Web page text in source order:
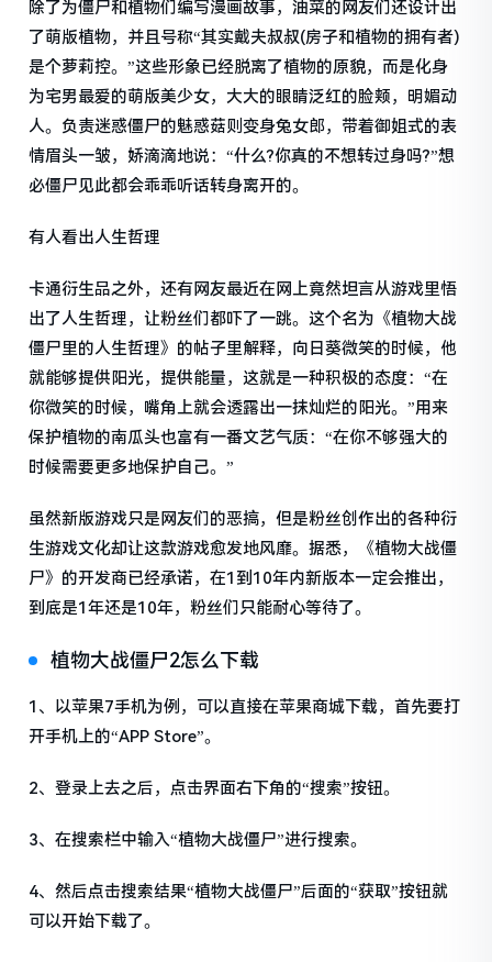
除了为僵尸和植物们编写漫画故事，油菜的网友们还设计出
了萌版植物，并且号称“其实戴夫叔叔(房子和植物的拥有者)
是个萝莉控。”这些形象已经脱离了植物的原貌，而是化身
为宅男最爱的萌版美少女，大大的眼睛泛红的脸颊，明媚动
人。负责迷惑僵尸的魅惑菇则变身兔女郎，带着御姐式的表
情眉头一皱，娇滴滴地说：“什么?你真的不想转过身吗?”想
必僵尸见此都会乖乖听话转身离开的。
有人看出人生哲理
卡通衍生品之外，还有网友最近在网上竟然坦言从游戏里悟
出了人生哲理，让粉丝们都吓了一跳。这个名为《植物大战
僵尸里的人生哲理》的帖子里解释，向日葵微笑的时候，他
就能够提供阳光，提供能量，这就是一种积极的态度：“在
你微笑的时候，嘴角上就会透露出一抹灿烂的阳光。”用来
保护植物的南瓜头也富有一番文艺气质：“在你不够强大的
时候需要更多地保护自己。”
虽然新版游戏只是网友们的恶搞，但是粉丝创作出的各种衍
生游戏文化却让这款游戏愈发地风靡。据悉，《植物大战僵
尸》的开发商已经承诺，在1到10年内新版本一定会推出，
到底是1年还是10年，粉丝们只能耐心等待了。
植物大战僵尸2怎么下载
1、以苹果7手机为例，可以直接在苹果商城下载，首先要打
开手机上的“APP Store”。
2、登录上去之后，点击界面右下角的“搜索”按钮。
3、在搜索栏中输入“植物大战僵尸”进行搜索。
4、然后点击搜索结果“植物大战僵尸”后面的“获取”按钮就
可以开始下载了。